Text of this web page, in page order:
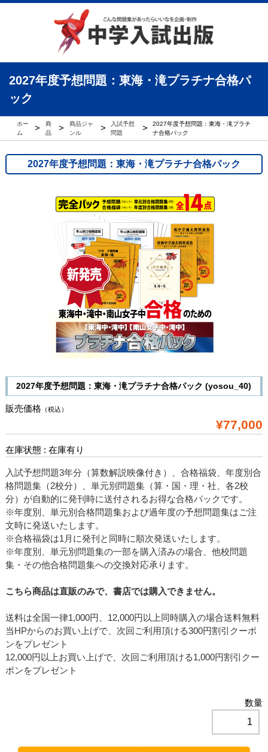
2027年度予想問題：東海・滝プラチナ合格パ
ック
ホー
ム
>
商
品
>
商品ジャ
ンル
>
入試予想
問題
>
2027年度予想問題：東海・滝プラチ
ナ合格パック
2027年度予想問題：東海・滝プラチナ合格パック
2027年度予想問題：東海・滝プラチナ合格パック (yosou_40)
販売価格 （税込）
¥77,000
在庫状態 : 在庫有り
入試予想問題3年分（算数解説映像付き）、合格福袋、年度別合
格問題集（2校分）、単元別問題集（算・国・理・社、各2校
分）が自動的に発刊時に送付されるお得な合格パックです。
※年度別、単元別合格問題集および過年度の予想問題集はご注
文時に発送いたします。
※合格福袋は1月に発刊と同時に順次発送いたします。
※年度別、単元別問題集の一部を購入済みの場合、他校問題
集・その他合格問題集への交換対応承ります。
こちら商品は直販のみで、書店では購入できません。
送料は全国一律1,000円、12,000円以上同時購入の場合送料無料
当HPからのお買い上げで、次回ご利用頂ける300円割引クーポ
ンをプレゼント
12,000円以上お買い上げで、次回ご利用頂ける1,000円割引クー
ポンをプレゼント
数量